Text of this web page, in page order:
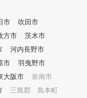
市
吹田市
方市
茨木市
河内長野市
市
羽曳野市
大阪市
泉南市
三島郡 島本町